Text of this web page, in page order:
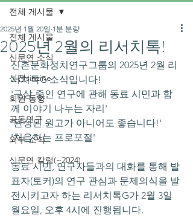
전체 게시물
신문연 소식
신진sinzine
회원 동향
공동연구
외부 소식
신문연 칼럼(~2024)
전체 게시물
2025년 2월의 리서치톡!
2025년 1월 20일 1분 분량
신촌문화정치연구그룹의 2025년 2월 리
서치톡G 소식입니다!
'구상 중인 연구에 관해 동료 시민과 함
께 이야기 나누는 자리'
'완성된 원고가 아니어도 좋습니다!'
'처음하는 프로포절'
동료 시민, 연구자들과의 대화를 통해 발
표자(토커)의 연구 관심과 문제의식을 발
전시키고자 하는 리서치톡G가 2월 3일
월요일, 오후 4시에 진행됩니다.